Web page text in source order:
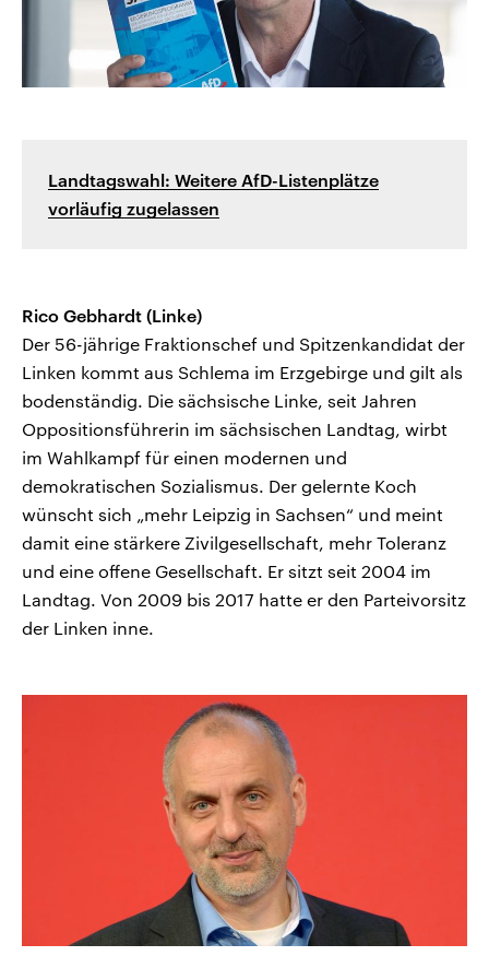
Landtagswahl: Weitere AfD-Listenplätze
vorläufig zugelassen
Rico Gebhardt (Linke)
Der 56-jährige Fraktionschef und Spitzenkandidat der
Linken kommt aus Schlema im Erzgebirge und gilt als
bodenständig. Die sächsische Linke, seit Jahren
Oppositionsführerin im sächsischen Landtag, wirbt
im Wahlkampf für einen modernen und
demokratischen Sozialismus. Der gelernte Koch
wünscht sich „mehr Leipzig in Sachsen“ und meint
damit eine stärkere Zivilgesellschaft, mehr Toleranz
und eine offene Gesellschaft. Er sitzt seit 2004 im
Landtag. Von 2009 bis 2017 hatte er den Parteivorsitz
der Linken inne.